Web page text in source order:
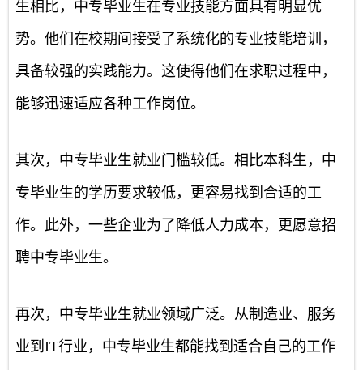
生相比，中专毕业生在专业技能方面具有明显优
势。他们在校期间接受了系统化的专业技能培训，
具备较强的实践能力。这使得他们在求职过程中，
能够迅速适应各种工作岗位。
其次，中专毕业生就业门槛较低。相比本科生，中
专毕业生的学历要求较低，更容易找到合适的工
作。此外，一些企业为了降低人力成本，更愿意招
聘中专毕业生。
再次，中专毕业生就业领域广泛。从制造业、服务
业到IT行业，中专毕业生都能找到适合自己的工作